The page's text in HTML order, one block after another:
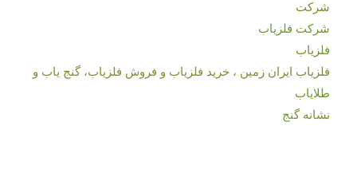
شرکت
شرکت فلزیاب
فلزیاب
فلزیاب ایران زمین ، خرید فلزیاب و فروش فلزیاب، گنج یاب و
طلایاب
نشانه گنج